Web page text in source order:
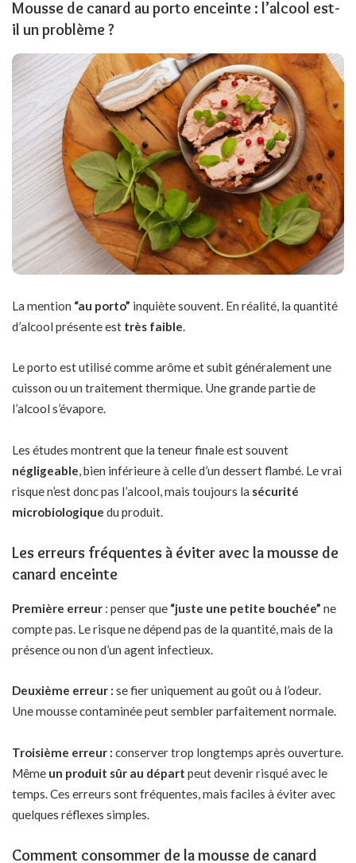
Mousse de canard au porto enceinte : l’alcool est-
il un problème ?
La mention “au porto” inquiète souvent. En réalité, la quantité
d’alcool présente est très faible.
Le porto est utilisé comme arôme et subit généralement une
cuisson ou un traitement thermique. Une grande partie de
l’alcool s’évapore.
Les études montrent que la teneur finale est souvent
négligeable, bien inférieure à celle d’un dessert flambé. Le vrai
risque n’est donc pas l’alcool, mais toujours la sécurité
microbiologique du produit.
Les erreurs fréquentes à éviter avec la mousse de
canard enceinte
Première erreur : penser que “juste une petite bouchée” ne
compte pas. Le risque ne dépend pas de la quantité, mais de la
présence ou non d’un agent infectieux.
Deuxième erreur : se fier uniquement au goût ou à l’odeur.
Une mousse contaminée peut sembler parfaitement normale.
Troisième erreur : conserver trop longtemps après ouverture.
Même un produit sûr au départ peut devenir risqué avec le
temps. Ces erreurs sont fréquentes, mais faciles à éviter avec
quelques réflexes simples.
Comment consommer de la mousse de canard